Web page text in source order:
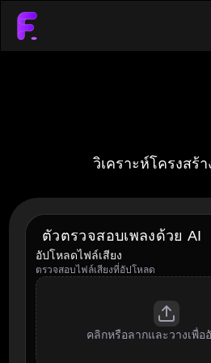
วิเคราะห์โครงสร้
ตัวตรวจสอบเพลงด้วย AI
อัปโหลดไฟล์เสียง
ตรวจสอบไฟล์เสียงที่อัปโหลด
คลิกหรือลากและวางเพื่อ